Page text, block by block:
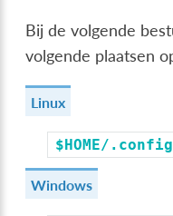
Bij de volgende
volgende plaatsen
Linux
$HOME/
Windows